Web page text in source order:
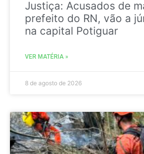
Justiça: Acusados de
prefeito do RN, vão a
na capital Potiguar
VER MATÉRIA »
8 de agosto de 2026